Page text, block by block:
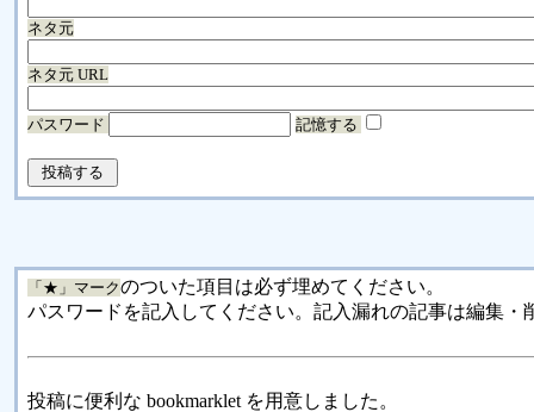
ネタ元
ネタ元 URL
パスワード 記憶する
「★」マークのついた項目は必ず埋めてください。
パスワードを記入してください。記入漏れの記事は編集・
投稿に便利な bookmarklet を用意しました。